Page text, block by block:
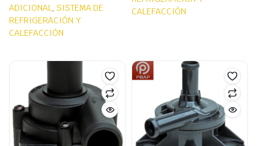
ADICIONAL, SISTEMA DE
REFRIGERACIÓN Y
CALEFACCIÓN
CALEFACCIÓN